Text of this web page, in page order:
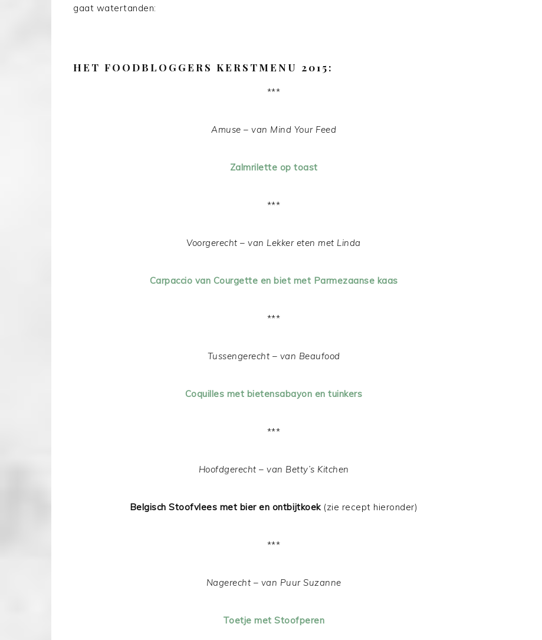
gaat watertanden:
HET FOODBLOGGERS KERSTMENU 2015:
***
Amuse – van Mind Your Feed
Zalmrilette op toast
***
Voorgerecht – van Lekker eten met Linda
Carpaccio van Courgette en biet met Parmezaanse kaas
***
Tussengerecht – van Beaufood
Coquilles met bietensabayon en tuinkers
***
Hoofdgerecht – van Betty’s Kitchen
Belgisch Stoofvlees met bier en ontbijtkoek(zie recept hieronder)
***
Nagerecht – van Puur Suzanne
Toetje met Stoofperen